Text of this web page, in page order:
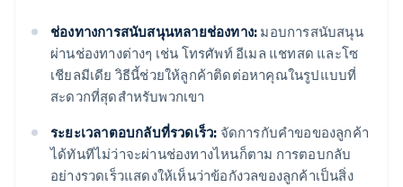
ช่องทางการสนับสนุนหลายช่องทาง: มอบการสนับสนุน
ผ่านช่องทางต่างๆ เช่น โทรศัพท์ อีเมล แชทสด และโซ
เชียลมีเดีย วิธีนี้ช่วยให้ลูกค้าติดต่อหาคุณในรูปแบบที่
สะดวกที่สุดสำหรับพวกเขา
ระยะเวลาตอบกลับที่รวดเร็ว: จัดการกับคำขอของลูกค้า
ได้ทันทีไม่ว่าจะผ่านช่องทางไหนก็ตาม การตอบกลับ
อย่างรวดเร็วแสดงให้เห็นว่าข้อกังวลของลูกค้าเป็นสิ่ง